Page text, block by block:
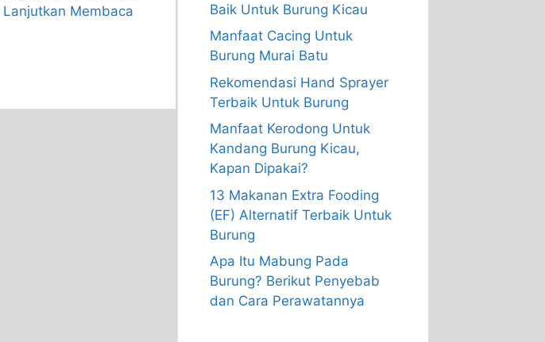
Lanjutkan Membaca
Baik Untuk Burung Kicau
Manfaat Cacing Untuk
Burung Murai Batu
Rekomendasi Hand Sprayer
Terbaik Untuk Burung
Manfaat Kerodong Untuk
Kandang Burung Kicau,
Kapan Dipakai?
13 Makanan Extra Fooding
(EF) Alternatif Terbaik Untuk
Burung
Apa Itu Mabung Pada
Burung? Berikut Penyebab
dan Cara Perawatannya